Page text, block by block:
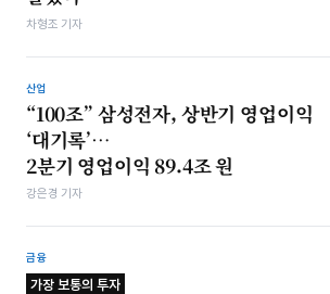
차형조 기자
산업
“100조” 삼성전자, 상반기 영업이익
‘대기록’…
2분기 영업이익 89.4조 원
강은경 기자
금융
가장 보통의 투자